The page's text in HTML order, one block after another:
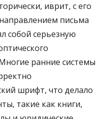
иврит, с его
письма
собой серьезную
ранние системы
шрифт, что делало
такие как книги,